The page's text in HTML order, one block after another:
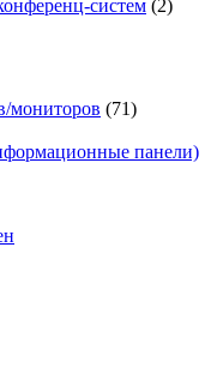
систем (2)
мониторов (71)
панели)